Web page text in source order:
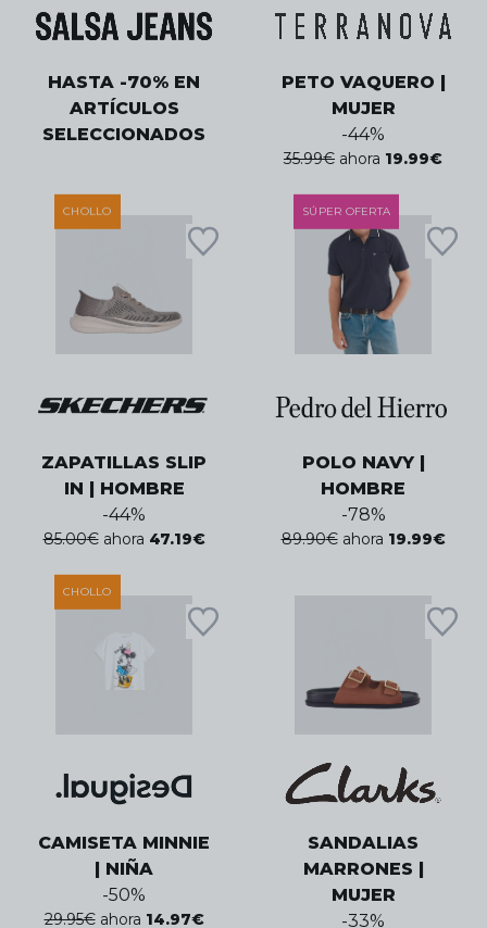
HASTA -70% EN
ARTÍCULOS
SELECCIONADOS
PETO VAQUERO |
MUJER
-44%
35.99€ ahora 19.99€
CHOLLO
ZAPATILLAS SLIP
IN | HOMBRE
-44%
85.00€ ahora 47.19€
SÚPER OFERTA
POLO NAVY |
HOMBRE
-78%
89.90€ ahora 19.99€
CHOLLO
CAMISETA MINNIE
| NIÑA
-50%
29.95€ ahora 14.97€
SANDALIAS
MARRONES |
MUJER
-33%